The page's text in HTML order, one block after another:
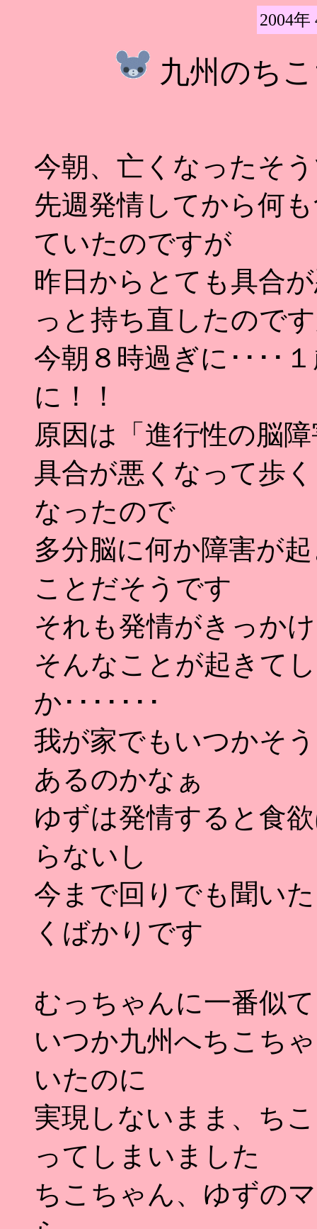
2004年
九州のち
今朝、亡くなったそ
先週発情してから何
ていたのですが
昨日からとても具合
っと持ち直したので
今朝８時過ぎに････
に！！
原因は「進行性の脳
具合が悪くなって歩
なったので
多分脳に何か障害が
ことだそうです
それも発情がきっか
そんなことが起きて
か･･･････
我が家でもいつかそ
あるのかなぁ
ゆずは発情すると食
らないし
今まで回りでも聞い
くばかりです
むっちゃんに一番似
いつか九州へちこち
いたのに
実現しないまま、ち
ってしまいました
ちこちゃん、ゆずの